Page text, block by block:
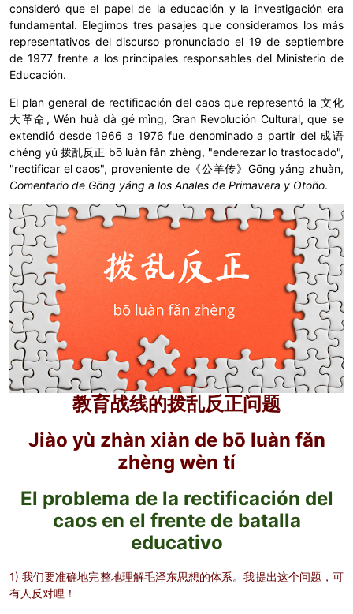
consideró que el papel de la educación y la investigación era
fundamental. Elegimos tres pasajes que consideramos los más
representativos del discurso pronunciado el 19 de septiembre
de 1977 frente a los principales responsables del Ministerio de
Educación.
El plan general de rectificación del caos que representó la 文化
大革命, Wén huà dà gé mìng, Gran Revolución Cultural, que se
extendió desde 1966 a 1976 fue denominado a partir del 成语
chéng yǔ 拨乱反正 bō luàn fǎn zhèng, "enderezar lo trastocado",
"rectificar el caos", proveniente de《公羊传》Gōng yáng zhuàn,
Comentario de Gōng yáng a los Anales de Primavera y Otoño.
教育战线的拨乱反正问题
Jiào yù zhàn xiàn de bō luàn fǎn
zhèng wèn tí
El problema de la rectificación del
caos en el frente de batalla
educativo
1) 我们要准确地完整地理解毛泽东思想的体系。我提出这个问题，可
有人反对哩！